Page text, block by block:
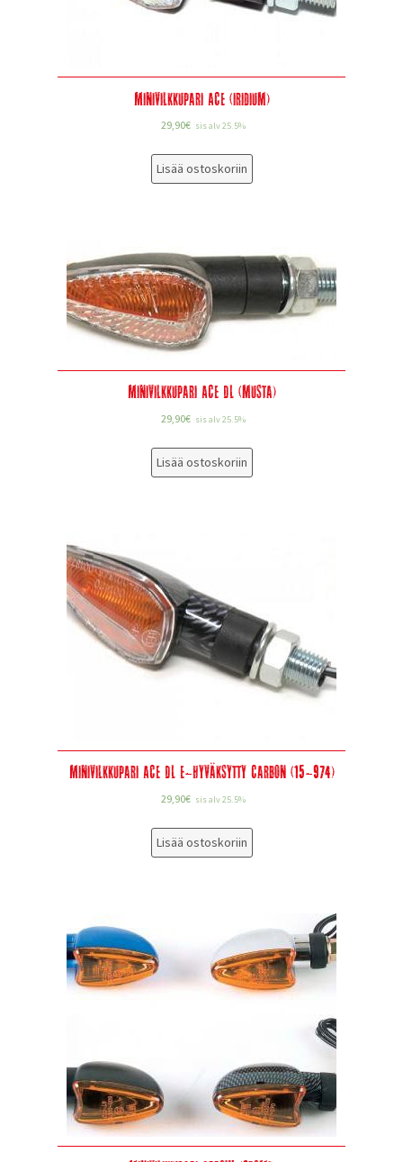
Minivilkkupari ACE (iridium)
29,90€ sis alv 25.5%
Lisää ostoskoriin
Minivilkkupari ACE DL (musta)
29,90€ sis alv 25.5%
Lisää ostoskoriin
Minivilkkupari ACE DL E-Hyväksytty Carbon (15-974)
29,90€ sis alv 25.5%
Lisää ostoskoriin